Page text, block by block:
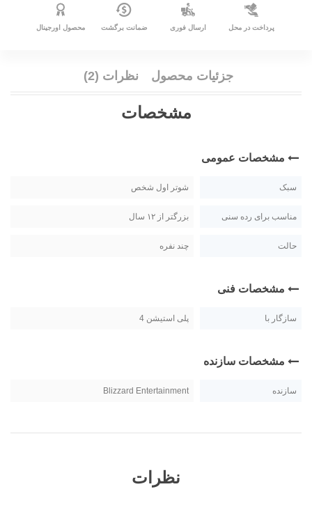
پرداخت در محل ارسال فوری ضمانت برگشت محصول اورجینال
جزئیات محصول نظرات (2)
مشخصات
مشخصات عمومی
سبک شوتر اول شخص
مناسب برای رده سنی بزرگتر از ۱۲ سال
حالت چند نفره
مشخصات فنی
سازگار با پلی استیشن 4
مشخصات سازنده
سازنده Blizzard Entertainment
نظرات